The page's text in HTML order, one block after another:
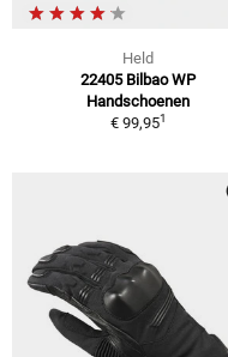
Held
22405 Bilbao WP
Handschoenen
€ 99,951